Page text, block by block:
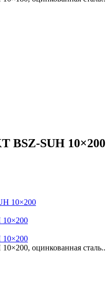
BSZ-SUH 10×200
10×200
10×200
оцинкованная сталь..